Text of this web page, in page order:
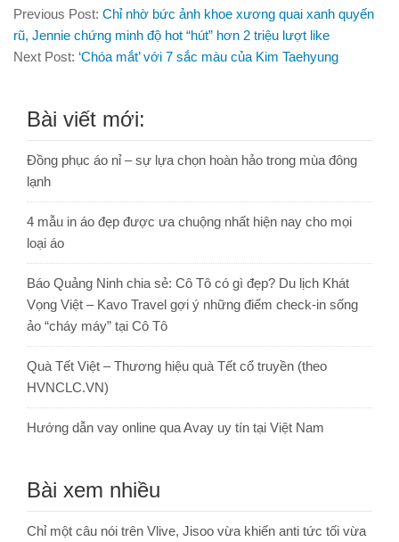
Previous Post: Chỉ nhờ bức ảnh khoe xương quai xanh quyến
rũ, Jennie chứng minh độ hot “hút” hơn 2 triệu lượt like
Next Post: ‘Chóa mắt’ với 7 sắc màu của Kim Taehyung
Bài viết mới:
Đồng phục áo nỉ – sự lựa chọn hoàn hảo trong mùa đông
lạnh
4 mẫu in áo đẹp được ưa chuộng nhất hiện nay cho mọi
loại áo
Báo Quảng Ninh chia sẻ: Cô Tô có gì đẹp? Du lịch Khát
Vọng Việt – Kavo Travel gợi ý những điểm check-in sống
ảo “cháy máy” tại Cô Tô
Quà Tết Việt – Thương hiệu quà Tết cổ truyền (theo
HVNCLC.VN)
Hướng dẫn vay online qua Avay uy tín tại Việt Nam
Bài xem nhiều
Chỉ một câu nói trên Vlive, Jisoo vừa khiến anti tức tối vừa